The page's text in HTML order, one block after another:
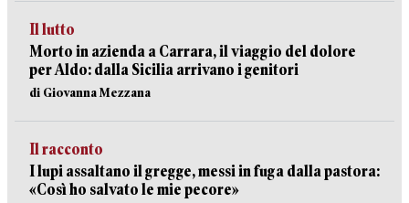
Il lutto
Morto in azienda a Carrara, il viaggio del dolore
per Aldo: dalla Sicilia arrivano i genitori
di Giovanna Mezzana
Il racconto
I lupi assaltano il gregge, messi in fuga dalla pastora:
«Così ho salvato le mie pecore»